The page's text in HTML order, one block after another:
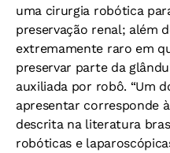
uma cirurgia robótica
preservação renal; além
extremamente raro em
preservar parte da
auxiliada por robô. “Um
apresentar corresponde
descrita na literatura
robóticas e